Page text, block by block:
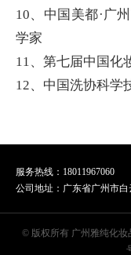
10、中国美都·广
学家
11、第七届中国化
12、中国洗协科学
服务热线：18011967060
公司地址：广东省广州市
© 版权所有 广州雅纯化妆